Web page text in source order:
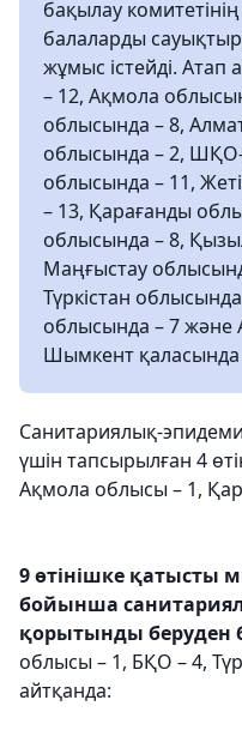
бақылау
балаларды
жұмыс істейді.
– 12, Ақмола
облысында – 8,
облысында – 2,
облысында – 11,
– 13, Қарағанды
облысында – 8,
Маңғыстау
Түркістан
облысында – 7 және
Шымкент қаласында
Санитариялық-
үшін тапсырылған 4
Ақмола облысы – 1,
9 өтінішке қатысты
бойынша
қорытынды беруден
облысы – 1, БҚО – 4,
айтқанда: